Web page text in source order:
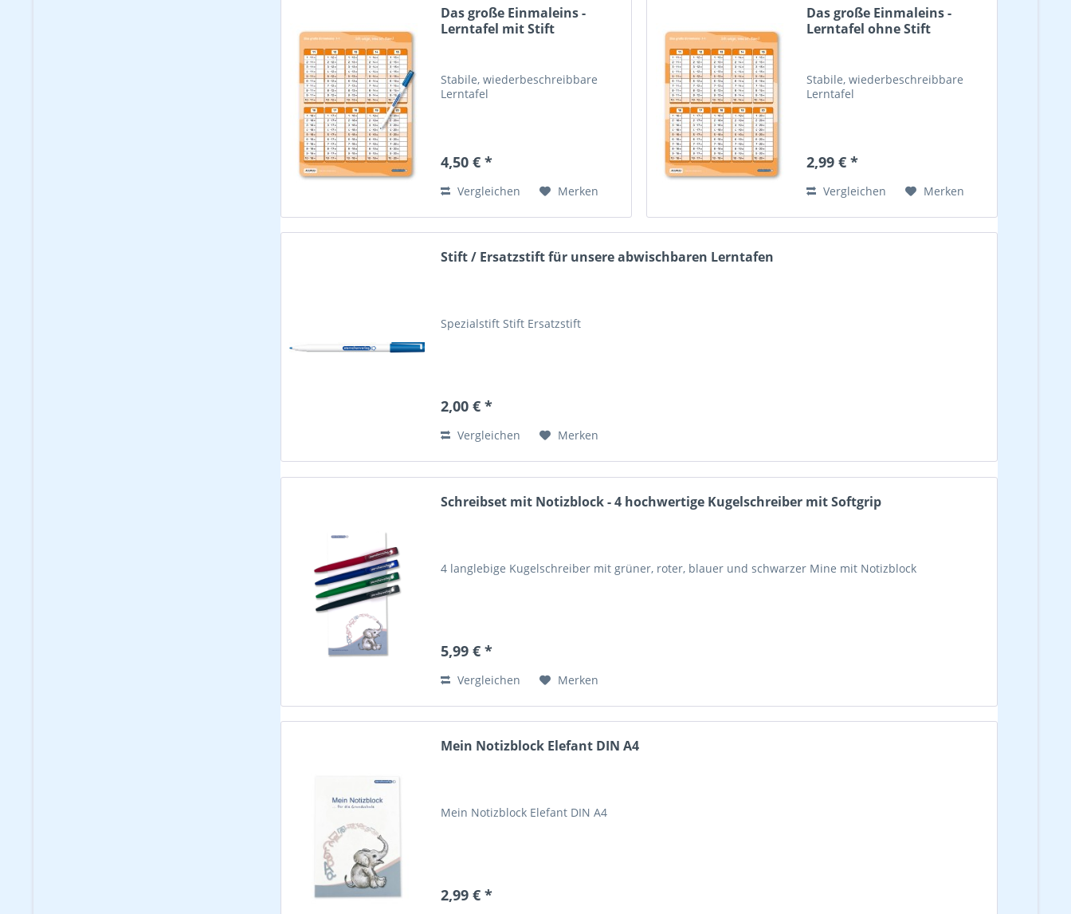
Das große Einmaleins -
Lerntafel mit Stift
Stabile, wiederbeschreibbare
Lerntafel
4,50 € *
Vergleichen Merken
Das große Einmaleins -
Lerntafel ohne Stift
Stabile, wiederbeschreibbare
Lerntafel
2,99 € *
Vergleichen Merken
Stift / Ersatzstift für unsere abwischbaren Lerntafen
Spezialstift Stift Ersatzstift
2,00 € *
Vergleichen Merken
Schreibset mit Notizblock - 4 hochwertige Kugelschreiber mit Softgrip
4 langlebige Kugelschreiber mit grüner, roter, blauer und schwarzer Mine mit Notizblock
5,99 € *
Vergleichen Merken
Mein Notizblock Elefant DIN A4
Mein Notizblock Elefant DIN A4
2,99 € *